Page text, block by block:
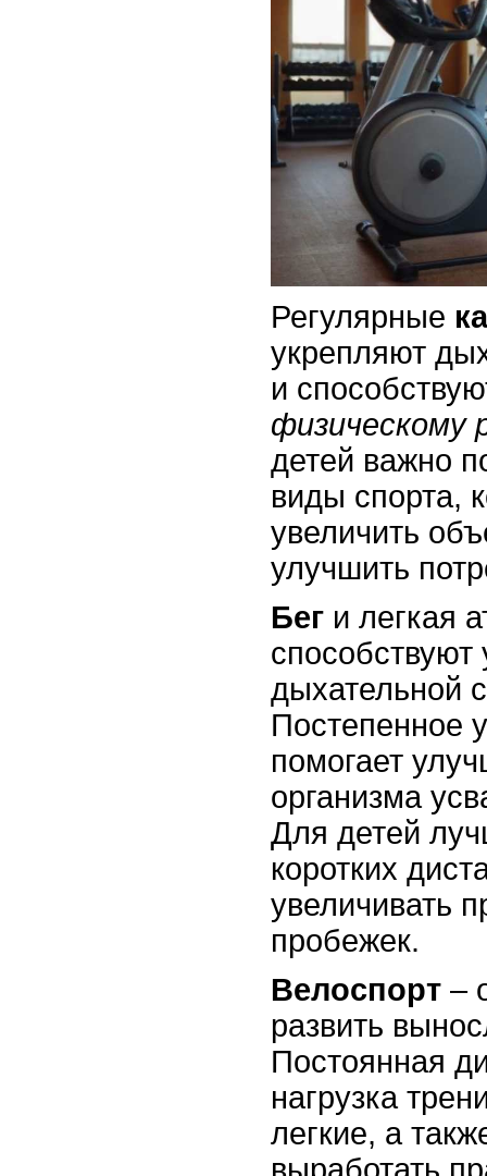
Регулярные
укрепляют
и
физическому
детей важно
виды спорта,
увеличить
улучшить
Бег и легкая
дыхательной
Постепенное
помогает
организма
Для детей
коротких
увеличивать
пробежек.
Велоспорт –
развить
Постоянная
нагрузка
легкие, а